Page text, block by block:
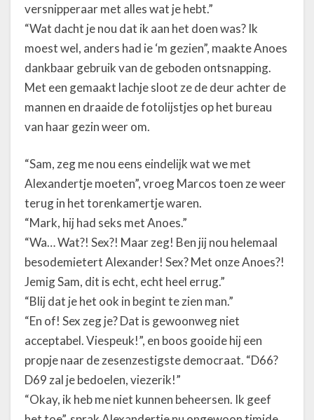
versnipperaar met alles wat je hebt.”
“Wat dacht je nou dat ik aan het doen was? Ik
moest wel, anders had ie ‘m gezien”, maakte Anoes
dankbaar gebruik van de geboden ontsnapping.
Met een gemaakt lachje sloot ze de deur achter de
mannen en draaide de fotolijstjes op het bureau
van haar gezin weer om.
“Sam, zeg me nou eens eindelijk wat we met
Alexandertje moeten”, vroeg Marcos toen ze weer
terug in het torenkamertje waren.
“Mark, hij had seks met Anoes.”
“Wa… Wat?! Sex?! Maar zeg! Ben jij nou helemaal
besodemietert Alexander! Sex? Met onze Anoes?!
Jemig Sam, dit is echt, echt heel errug.”
“Blij dat je het ook in begint te zien man.”
“En of! Sex zeg je? Dat is gewoonweg niet
acceptabel. Viespeuk!”, en boos gooide hij een
propje naar de zesenzestigste democraat. “D66?
D69 zal je bedoelen, viezerik!”
“Okay, ik heb me niet kunnen beheersen. Ik geef